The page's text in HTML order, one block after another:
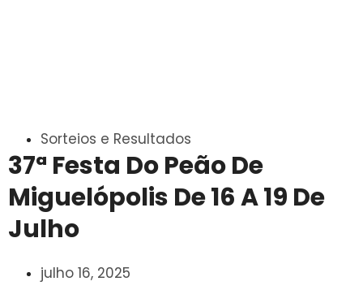
Sorteios e Resultados
37ª Festa Do Peão De
Miguelópolis De 16 A 19 De
Julho
julho 16, 2025